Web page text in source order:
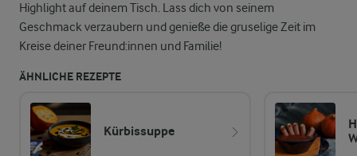
Highlight auf deinem Tisch. Lass dich von seinem
Geschmack verzaubern und genieße die gruselige Zeit im
Kreise deiner Freund:innen und Familie!
ÄHNLICHE REZEPTE
Kürbissuppe